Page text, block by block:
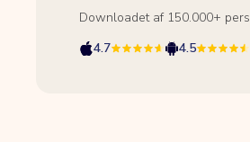
Downloadet af 150.000+
4.7
4.5